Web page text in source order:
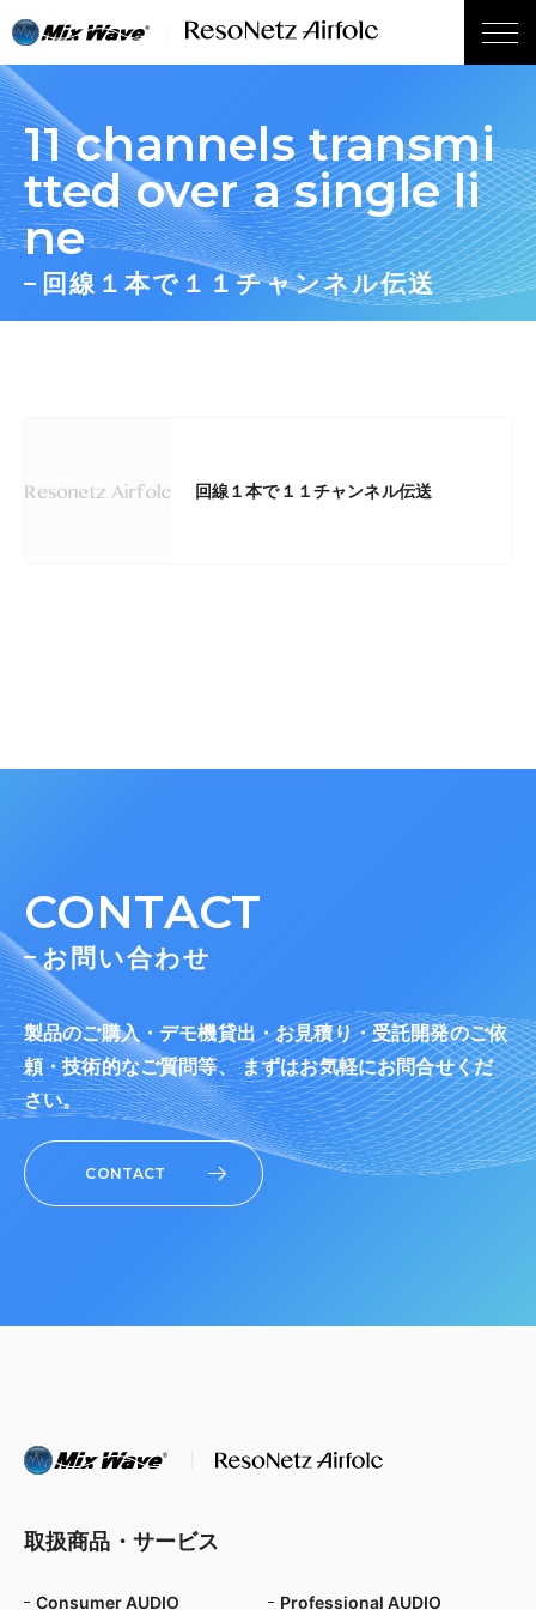
wp_head();
11 channels transmi
tted over a single li
ne
回線１本で１１チャンネル伝送
回線１本で１１チャンネル伝送
CONTACT
お問い合わせ
製品のご購入・デモ機貸出・お見積り・受託開発のご依
頼・技術的なご質問等、 まずはお気軽にお問合せくだ
さい。
CONTACT
取扱商品・サービス
Consumer AUDIO Professional AUDIO